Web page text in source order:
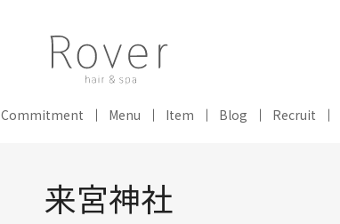
Commitment Menu Item Blog Recruit
来宮神社